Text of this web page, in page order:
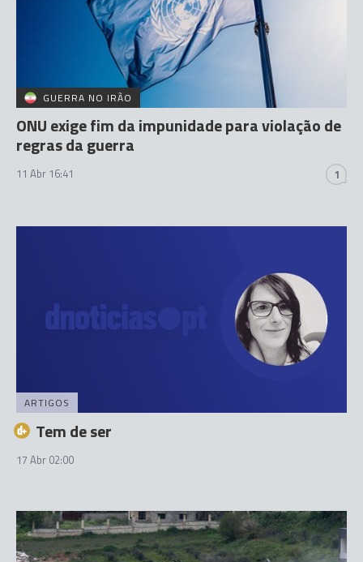
GUERRA NO IRÃO
ONU exige fim da impunidade para violação de
regras da guerra
11 Abr 16:41 1
ARTIGOS
Tem de ser
17 Abr 02:00